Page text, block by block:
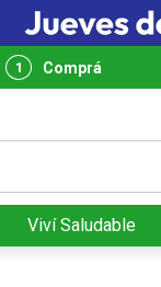
Comprá
Viví Saludable